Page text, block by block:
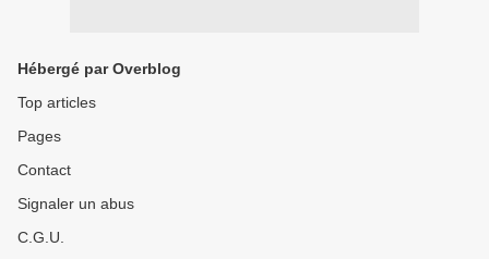
Hébergé par Overblog
Top articles
Pages
Contact
Signaler un abus
C.G.U.